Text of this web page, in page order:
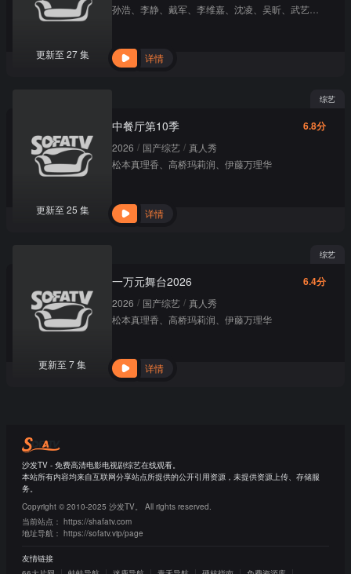
更新至 27 集
孙浩 、李静 、戴军 、李维嘉 、沈凌 、吴昕 、武艺
详情
更新至 25 集
综艺
中餐厅第10季 6.8分
2026 / 国产综艺 / 真人秀
松本真理香 、高桥玛莉润 、伊藤万理华
详情
更新至 7 集
综艺
一万元舞台2026 6.4分
2026 / 国产综艺 / 真人秀
松本真理香 、高桥玛莉润 、伊藤万理华
详情
沙发TV - 免费高清电影电视剧综艺在线观看。
本站所有内容均来自互联网分享站点所提供的公开引用资源，未提供资源上传、存储服
务。
Copyright © 2010-2025 沙发TV。 All rights reserved.
当前站点： https://shafatv.com
地址导航： https://sofatv.vip/page
友情链接